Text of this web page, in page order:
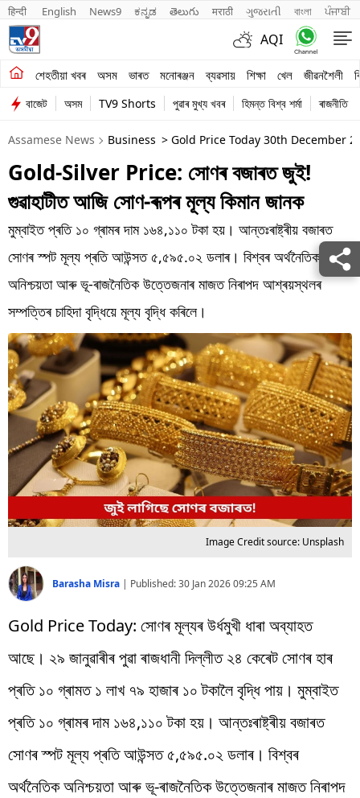
हिन्दी English News9 ಕನ್ನಡ తెలుగు मराठी ગુજરાતી বাংলা ਪੰਜਾਬੀ
AQI
শেহতীয়া খবৰ অসম ভাৰত মনোৰঞ্জন ব্যৱসায় শিক্ষা খেল জীৱনশৈলী
শেহতীয়া খবৰ
অসম
ভাৰত
মনোৰঞ্জন
শিক্ষা
খেল
জীৱনশৈলী
বিশ্ব
প্ৰযুক্তি
Videos
বাজেট অসম TV9 Shorts পুৱাৰ মুখ্য খবৰ হিমন্ত বিশ্ব শৰ্মা ৰাজনীতি
Assamese News Business > Gold Price Today 30th December
Gold-Silver Price: সোণৰ বজাৰত জুই!
গুৱাহাটীত আজি সোণ-ৰূপৰ মূল্য কিমান জানক
মুম্বাইত প্ৰতি ১০ গ্ৰামৰ দাম ১৬৪,১১০ টকা হয়। আন্তঃৰাষ্ট্ৰীয় বজাৰত
সোণৰ স্পট মূল্য প্ৰতি আউন্সত ৫,৫৯৫.০২ ডলাৰ। বিশ্বৰ অৰ্থনৈতিক
অনিশ্চয়তা আৰু ভূ-ৰাজনৈতিক উত্তেজনাৰ মাজত নিৰাপদ আশ্ৰয়স্থলৰ
সম্পত্তিৰ চাহিদা বৃদ্ধিয়ে মূল্য বৃদ্ধি কৰিলে।
Image Credit source: Unsplash
Barasha Misra | Published:30 Jan 2026 09:25 AM
Gold Price Today: সোণৰ মূল্যৰ উৰ্ধমুখী ধাৰা অব্যাহত
আছে। ২৯ জানুৱাৰীৰ পুৱা ৰাজধানী দিল্লীত ২৪ কেৰেট সোণৰ হাৰ
প্ৰতি ১০ গ্ৰামত ১ লাখ ৭৯ হাজাৰ ১০ টকালৈ বৃদ্ধি পায়। মুম্বাইত
প্ৰতি ১০ গ্ৰামৰ দাম ১৬৪,১১০ টকা হয়। আন্তঃৰাষ্ট্ৰীয় বজাৰত
সোণৰ স্পট মূল্য প্ৰতি আউন্সত ৫,৫৯৫.০২ ডলাৰ। বিশ্বৰ
অৰ্থনৈতিক অনিশ্চয়তা আৰু ভূ-ৰাজনৈতিক উত্তেজনাৰ মাজত নিৰাপদ